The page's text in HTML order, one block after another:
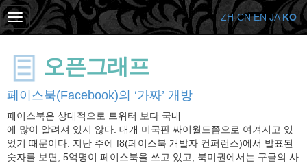
오픈그래프
페이스북(Facebook)의 ‘가짜’ 개방
페이스북은 상대적으로 트위터 보다 국내
에 많이 알려져 있지 않다. 대개 미국판 싸이월드쯤으로 여겨지고 있
었기 때문이다. 지난 주에 f8(페이스북 개발자 컨퍼런스)에서 발표된
숫자를 보면, 5억명이 페이스북을 쓰고 있고, 북미권에서는 구글의 사
ZH-CN EN JA KO